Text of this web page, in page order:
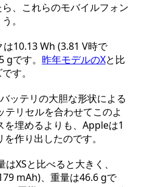
、これらのモバイルフォン
。
10.13 Wh (3.81 V時で
です。 昨年モデルのXと比
す。
ッテリの大胆な形状による
テリセルを合わせてこのよ
を埋めるよりも、Appleは1
作り出したのです。
XSと比べると大きく、
mAh)、重量は46.6 gで